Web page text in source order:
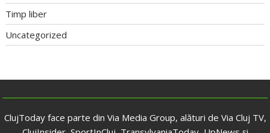
Timp liber
Uncategorized
ClujToday face parte din Via Media Group, alături de Via Cluj TV,